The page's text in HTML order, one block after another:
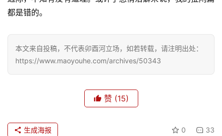
都是错的。
本文来自投稿，不代表卯酉河立场，如若转载，请注明出处：
https://www.maoyouhe.com/archives/50343
赞 (15)
0 33
生成海报